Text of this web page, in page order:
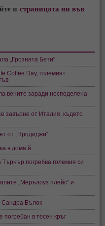
истраницата ни във
„Грозната Бети“
Coffee Day, големият
вените заради несподелена
завърне от Италия, където
от „Продиджи“
в дома й
погребва големия си
„Mерълоуз плейс“ и
Сандра Бълок
в тесен кръг